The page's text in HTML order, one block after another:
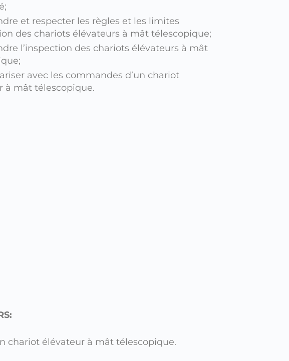
et respecter les règles et les limites
des chariots élévateurs à mât télescopique;
l’inspection des chariots élévateurs à mât
avec les commandes d’un chariot
à mât télescopique.
chariot élévateur à mât télescopique.